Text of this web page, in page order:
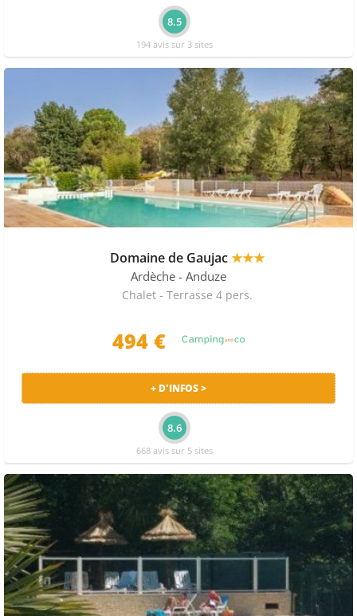
8.5
194 avis sur 3 sites
Domaine de Gaujac★★★
Ardèche - Anduze
Chalet - Terrasse 4 pers.
494 €
+ D'INFOS >
8.6
668 avis sur 5 sites